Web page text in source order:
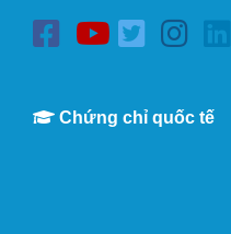
Chứng chỉ quốc tế